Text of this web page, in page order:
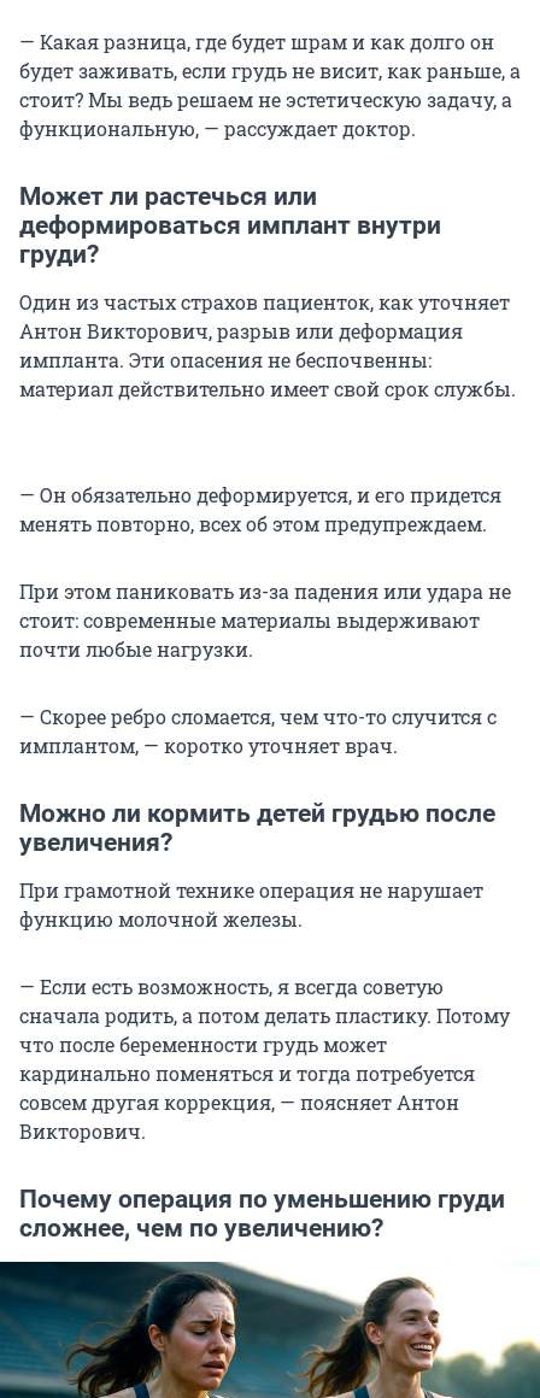
— Какая разница, где будет шрам и как долго он
будет заживать, если грудь не висит, как раньше, а
стоит? Мы ведь решаем не эстетическую задачу, а
функциональную, — рассуждает доктор.
Может ли растечься или
деформироваться имплант внутри
груди?
Один из частых страхов пациенток, как уточняет
Антон Викторович, разрыв или деформация
импланта. Эти опасения не беспочвенны:
материал действительно имеет свой срок службы.
— Он обязательно деформируется, и его придется
менять повторно, всех об этом предупреждаем.
При этом паниковать из-за падения или удара не
стоит: современные материалы выдерживают
почти любые нагрузки.
— Скорее ребро сломается, чем что-то случится с
имплантом, — коротко уточняет врач.
Можно ли кормить детей грудью после
увеличения?
При грамотной технике операция не нарушает
функцию молочной железы.
— Если есть возможность, я всегда советую
сначала родить, а потом делать пластику. Потому
что после беременности грудь может
кардинально поменяться и тогда потребуется
совсем другая коррекция, — поясняет Антон
Викторович.
Почему операция по уменьшению груди
сложнее, чем по увеличению?